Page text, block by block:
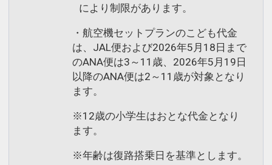
により制限があります。
・航空機セットプランのこども代金
は、JAL便および2026年5月18日まで
のANA便は3～11歳、2026年5月19日
以降のANA便は2～11歳が対象となり
ます。
※12歳の小学生はおとな代金となり
ます。
※年齢は復路搭乗日を基準とします。